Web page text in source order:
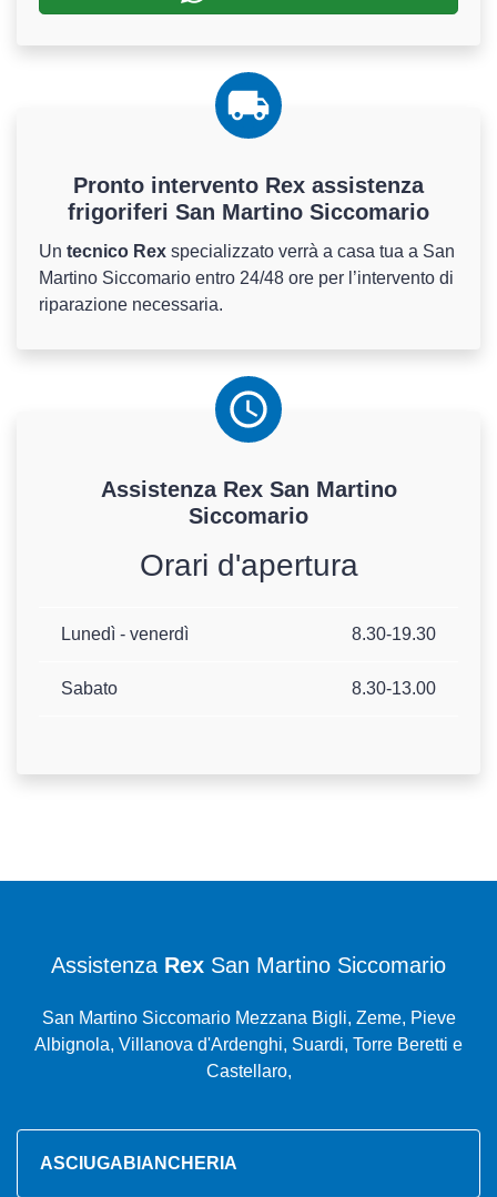
Pronto intervento Rex assistenza
frigoriferi San Martino Siccomario
Un tecnico Rex specializzato verrà a casa tua a San
Martino Siccomario entro 24/48 ore per l’intervento di
riparazione necessaria.
Assistenza RexSan Martino
Siccomario
Orari d'apertura
Lunedì - venerdì 8.30-19.30
Sabato 8.30-13.00
Assistenza Rex San Martino Siccomario
San Martino Siccomario Mezzana Bigli, Zeme, Pieve
Albignola, Villanova d'Ardenghi, Suardi, Torre Beretti e
Castellaro,
ASCIUGABIANCHERIA